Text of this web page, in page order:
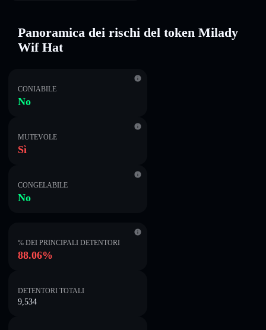
Panoramica dei rischi del token Milady
Wif Hat
CONIABILE
No
MUTEVOLE
Sì
CONGELABILE
No
% DEI PRINCIPALI DETENTORI
88.06%
DETENTORI TOTALI
9,534